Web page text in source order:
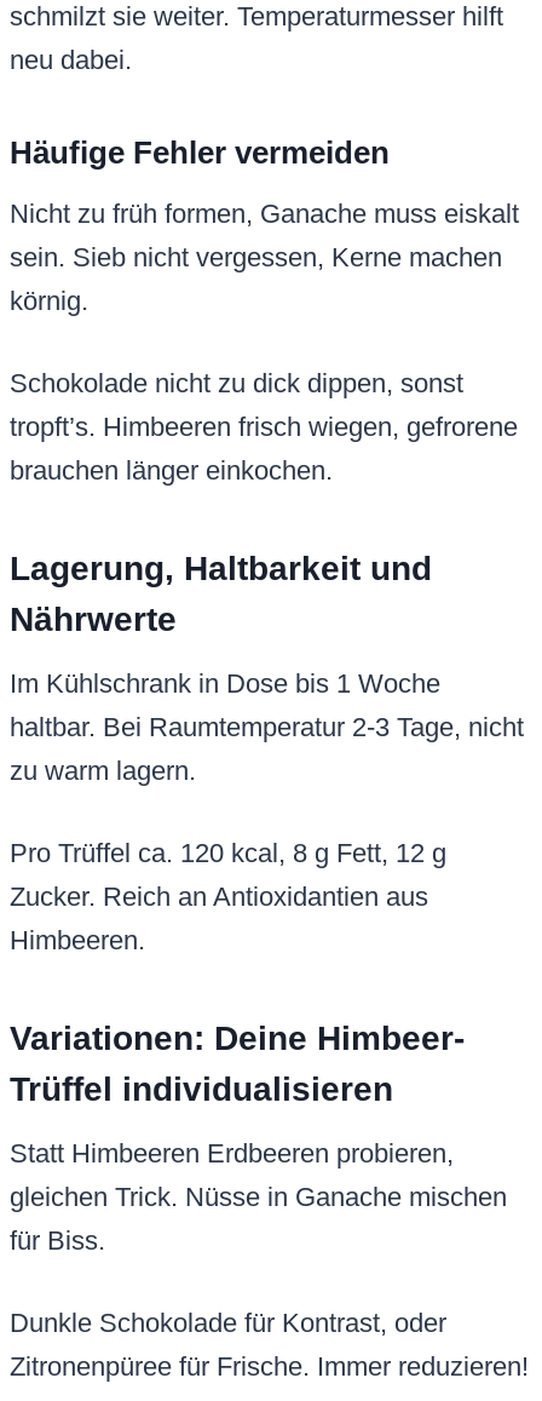
schmilzt sie weiter. Temperaturmesser hilft
neu dabei.
Häufige Fehler vermeiden
Nicht zu früh formen, Ganache muss eiskalt
sein. Sieb nicht vergessen, Kerne machen
körnig.
Schokolade nicht zu dick dippen, sonst
tropft’s. Himbeeren frisch wiegen, gefrorene
brauchen länger einkochen.
Lagerung, Haltbarkeit und
Nährwerte
Im Kühlschrank in Dose bis 1 Woche
haltbar. Bei Raumtemperatur 2-3 Tage, nicht
zu warm lagern.
Pro Trüffel ca. 120 kcal, 8 g Fett, 12 g
Zucker. Reich an Antioxidantien aus
Himbeeren.
Variationen: Deine Himbeer-
Trüffel individualisieren
Statt Himbeeren Erdbeeren probieren,
gleichen Trick. Nüsse in Ganache mischen
für Biss.
Dunkle Schokolade für Kontrast, oder
Zitronenpüree für Frische. Immer reduzieren!